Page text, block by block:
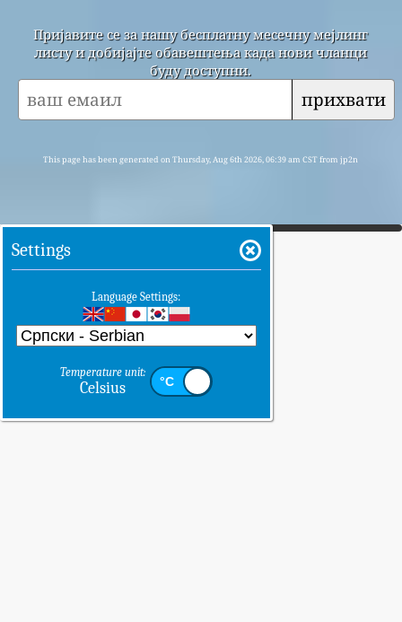
Пријавите се за нашу бесплатну месечну мејлинг
листу и добијајте обавештења када нови чланци
буду доступни.
прихвати
This page has been generated on Thursday, Aug 6th 2026, 06:39 am CST from jp2n
Settings
Language Settings:
Temperature unit:
Celsius